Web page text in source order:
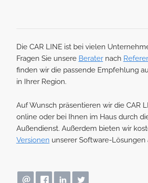
Die CAR LINE ist bei vielen
Fragen Sie unsere Beraternach
finden wir die passende Empfehlung
in Ihrer Region.
Auf Wunsch präsentieren wir die CAR
online oder bei Ihnen im Haus durch
Außendienst. Außerdem bieten wir
Versionen unserer Software-Lösungen